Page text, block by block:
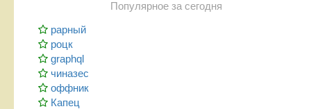
Популярное за сегодня
рарный
роцк
graphql
чиназес
оффник
Капец